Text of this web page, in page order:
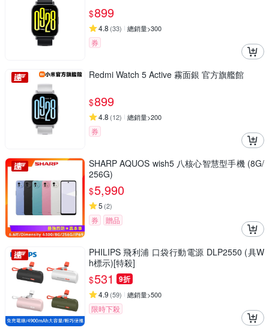
$899
4.8 (33) 總銷量>300
券
Redmi Watch 5 Active 霧面銀 官方旗艦館
$899
4.8 (12) 總銷量>200
券
SHARP AQUOS wish5 八核心智慧型手機 (8G/
256G)
$5,990
5 (2)
券 贈品
PHILIPS 飛利浦 口袋行動電源 DLP2550 (具W
h標示)[特殺]
$531 9折
4.9 (59) 總銷量>500
限時下殺